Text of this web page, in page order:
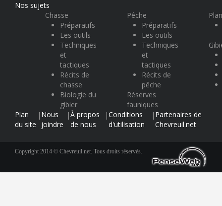
Nos sujets
Chasse
Préparatifs
Les outils
Techniques
et
tactiques
Récits de
chasse
Biologie du
gibier
Pêche
Préparatifs
Les outils
Techniques
et
tactiques
Récits de
pêche
Réserves
fauniques
Plan
du site
| Nous
joindre
|À propos
de nous
|Conditions
d'utilisation
| Partenaires de
Chevreuil.net
Copyright 2014 © Chevreuil.net. Tous droits réservés.